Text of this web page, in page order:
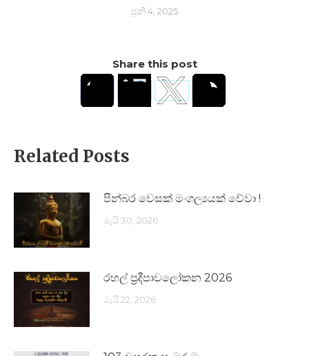
ජූනි 4, 2025
Share this post
Related Posts
පින්බර වෙසක් මංගල්‍යයක් වේවා !
මැයි 30, 2026
රහල් ප්‍රදීපාවලෝකන 2026
මැයි 22, 2026